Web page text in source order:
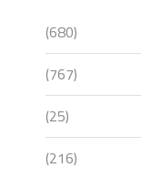
(680)
(767)
(25)
(216)